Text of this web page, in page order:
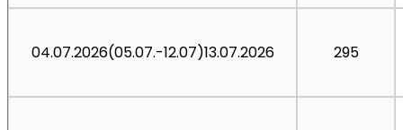
04.07.2026(05.07.-12.07)13.07.2026 295